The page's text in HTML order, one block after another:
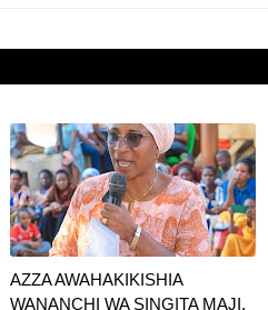
AZZA AWAHAKIKISHIA
WANANCHI WA SINGITA MAJI,